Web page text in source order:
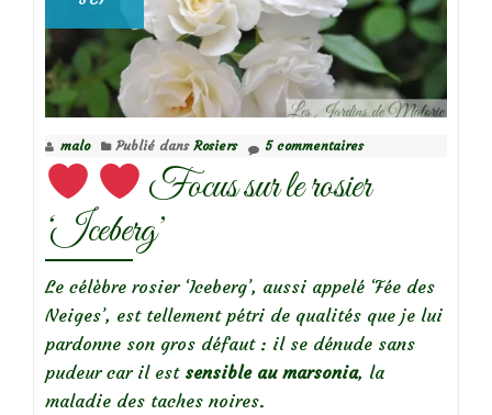
malo Publié dans Rosiers 5 commentaires
Focus sur le rosier
‘Iceberg’
Le célèbre rosier ‘Iceberg’, aussi appelé ‘Fée des
Neiges’, est tellement pétri de qualités que je lui
pardonne son gros défaut : il se dénude sans
pudeur car il est sensible au marsonia, la
maladie des taches noires.